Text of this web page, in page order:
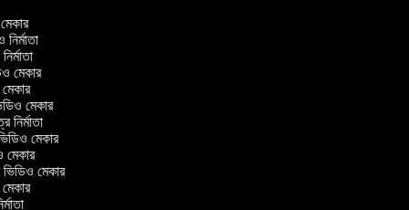
নির্মাতা
মেকার
মেকার
মেকার
নির্মাতা
মেকার
মেকার
ভিডিও মেকার
মেকার